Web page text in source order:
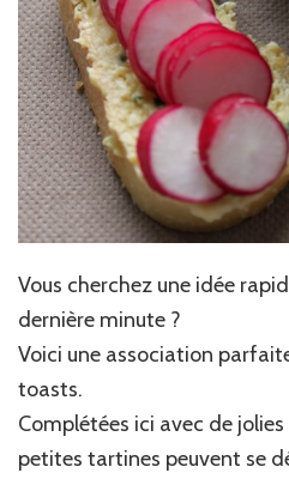
Vous cherchez une idée
dernière minute ?
Voici une association
toasts.
Complétées ici avec de
petites tartines peuvent se